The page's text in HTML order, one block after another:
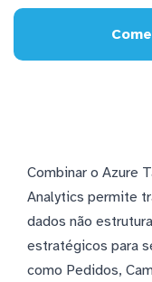
Combinar o Azure
Analytics permite
dados não
estratégicos para
como Pedidos,